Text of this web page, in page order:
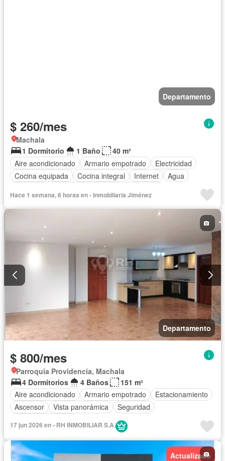
Departamento
$ 260/mes
Machala
1 Dormitorio
1 Baño
40 m²
Aire acondicionado
Armario empotrado
Electricidad
Cocina equipada
Cocina integral Internet
Agua
Completamente amoblado
Hace 1 semana, 6 horas en - Inmobiliaria Jiménez
Departamento
$ 800/mes
Parroquia Providencia, Machala
4 Dormitorios
4 Baños
151 m²
Aire acondicionado
Armario empotrado
Estacionamiento
Ascensor
Vista panorámica
Seguridad
17 jun 2026 en - RH INMOBILIAR S.A.
Actualizado